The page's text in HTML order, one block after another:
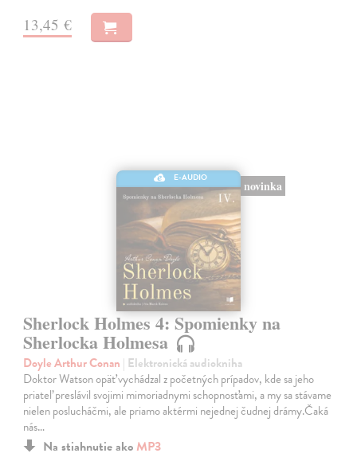
13,45 €
E-AUDIO
novinka
Sherlock Holmes 4: Spomienky na
Sherlocka Holmesa
Doyle Arthur Conan | Elektronická audiokniha
Doktor Watson opäť vychádzal z početných prípadov, kde sa jeho
priateľ preslávil svojimi mimoriadnymi schopnosťami, a my sa stávame
nielen poslucháčmi, ale priamo aktérmi nejednej čudnej drámy.Čaká
nás…
Na stiahnutie ako MP3